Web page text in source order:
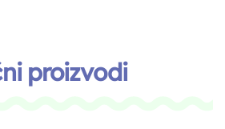
proizvodi